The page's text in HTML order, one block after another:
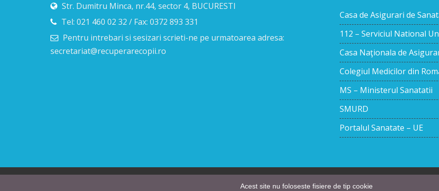
Str. Dumitru Minca, nr.44, sector 4, BUCURESTI
Tel: 021 460 02 32 / Fax: 0372 893 331
Pentru intrebari si sesizari scrieti-ne pe urmatoarea adresa:
secretariat@recuperarecopii.ro
Casa de Asigurari de
112 – Serviciul National
Casa Naţionala de
Colegiul Medicilor din
MS – Ministerul Sanatatii
SMURD
Portalul Sanatate – UE
Acest site nu foloseste fisiere de tip cookie